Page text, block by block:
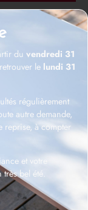
du vendredi 31
le lundi 31
régulièrement
autre demande,
reprise, à compter
et votre
bel été.